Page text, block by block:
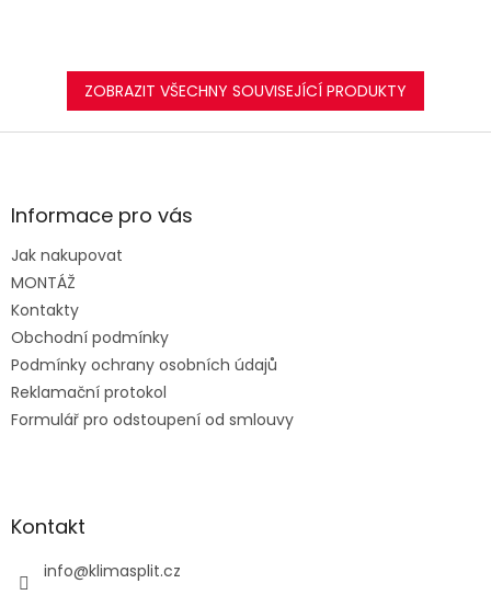
ZOBRAZIT VŠECHNY SOUVISEJÍCÍ PRODUKTY
Z
aInformace pro vás
Jak nakupovat
MONTÁŽ
Kontakty
Obchodní podmínky
Podmínky ochrany osobních údajů
Reklamační protokol
Formulář pro odstoupení od smlouvy
Kontakt
info@klimasplit.cz